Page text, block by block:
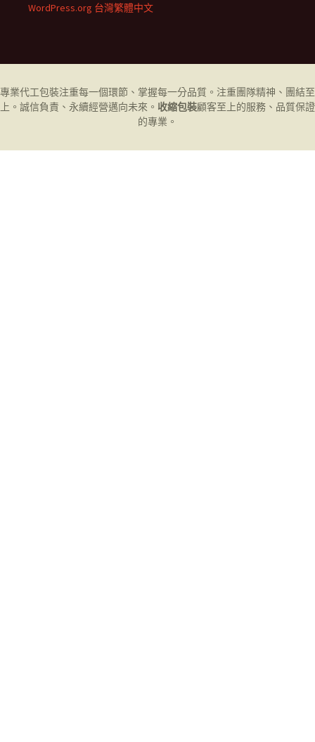
WordPress.org 台灣繁體中文
專業代工包裝注重每一個環節、掌握每一分品質。注重團隊精神、團結至
上。誠信負責、永續經營邁向未來。 收縮包裝顧客至上的服務、品質保證
的專業。